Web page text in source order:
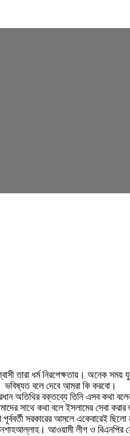
তারা ধর্ম নিরপেক্ষতায়। অনেক
ভবিষ্যত বলে দেবে আমরা কি করবো।
অতিথির বক্তব্যে তিনি এসব কথা
সাথে কথা বলে ইসলামের সেবা
সরকারের আমলে একেবারেই ছিলো
আওয়ামী লীগ ও